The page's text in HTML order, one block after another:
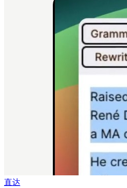
直达